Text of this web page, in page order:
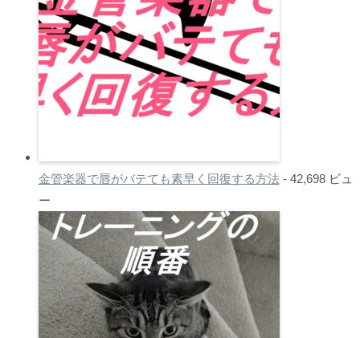
金管楽器で唇がバテても素早く回復する方法- 42,698 ビュ
ー